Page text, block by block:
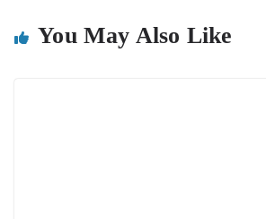
You May Also Like